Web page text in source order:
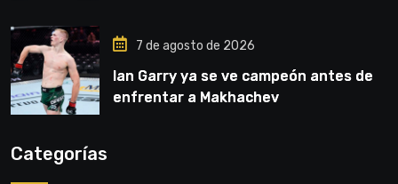
7 de agosto de 2026
Ian Garry ya se ve campeón antes de
enfrentar a Makhachev
Categorías